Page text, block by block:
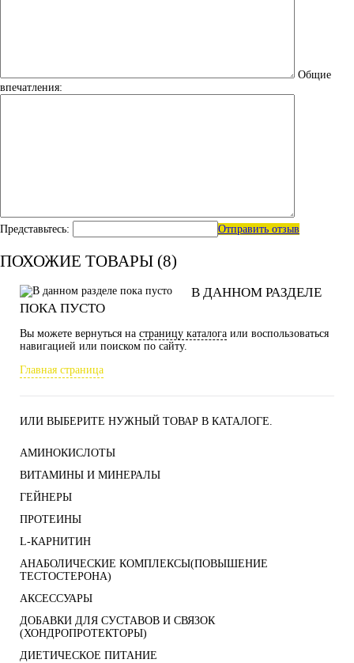
Общие
впечатления:
Представьтесь: Отправить отзыв
ПОХОЖИЕ ТОВАРЫ (8)
В ДАННОМ РАЗДЕЛЕ
ПОКА ПУСТО
Вы можете вернуться на страницу каталога или воспользоваться
навигацией или поиском по сайту.
Главная страница
ИЛИ ВЫБЕРИТЕ НУЖНЫЙ ТОВАР В КАТАЛОГЕ.
АМИНОКИСЛОТЫ
ВИТАМИНЫ И МИНЕРАЛЫ
ГЕЙНЕРЫ
ПРОТЕИНЫ
L-КАРНИТИН
АНАБОЛИЧЕСКИЕ КОМПЛЕКСЫ(ПОВЫШЕНИЕ
ТЕСТОСТЕРОНА)
АКСЕССУАРЫ
ДОБАВКИ ДЛЯ СУСТАВОВ И СВЯЗОК
(ХОНДРОПРОТЕКТОРЫ)
ДИЕТИЧЕСКОЕ ПИТАНИЕ